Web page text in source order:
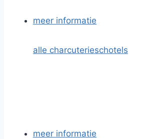
meer informatie
alle charcuterieschotels
meer informatie